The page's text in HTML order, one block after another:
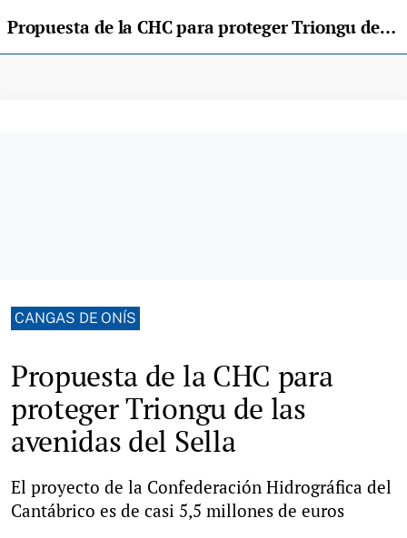
Propuesta de la CHC para proteger Triongu de las avenidas del Sella
CANGAS DE ONÍS
Propuesta de la CHC para
proteger Triongu de las
avenidas del Sella
El proyecto de la Confederación Hidrográfica del
Cantábrico es de casi 5,5 millones de euros